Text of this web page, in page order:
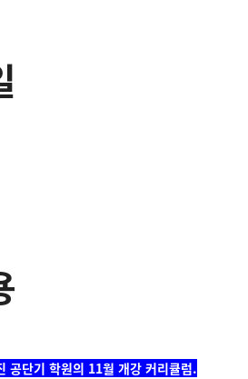
공단기 학원의 11월 개강 커리큘럼.